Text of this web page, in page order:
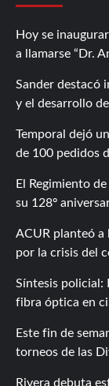
Hoy se
a llamarse “Dr.
Sander destacó
y el desarrollo
Temporal dejó
de 100 pedidos
El Regimiento
su 128º
ACUR planteó a
por la crisis del
Síntesis policial:
fibra óptica en
Este fin de
torneos de las
Rivera debuta